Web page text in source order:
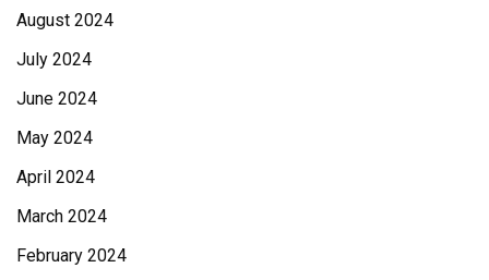
August 2024
July 2024
June 2024
May 2024
April 2024
March 2024
February 2024